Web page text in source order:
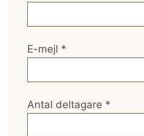
E-mejl *
Antal deltagare *